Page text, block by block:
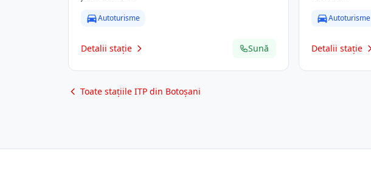
Autoturisme
Detalii stație Sună
Autoturisme
Detalii stație
Toate stațiile ITP din Botoșani